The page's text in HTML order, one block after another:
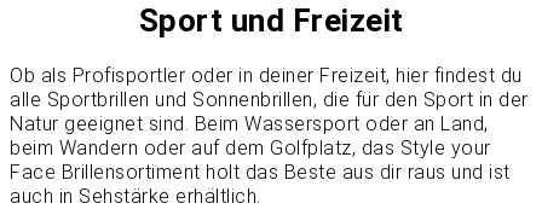
Sport und Freizeit
Ob als Profisportler oder in deiner Freizeit, hier findest du
alle Sportbrillen und Sonnenbrillen, die für den Sport in der
Natur geeignet sind. Beim Wassersport oder an Land,
beim Wandern oder auf dem Golfplatz, das Style your
Face Brillensortiment holt das Beste aus dir raus und ist
auch in Sehstärke erhältlich.